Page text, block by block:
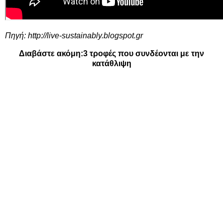
Πηγή: http://live-sustainably.blogspot.gr
Διαβάστε ακόμη:3 τροφές που συνδέονται με την
κατάθλιψη